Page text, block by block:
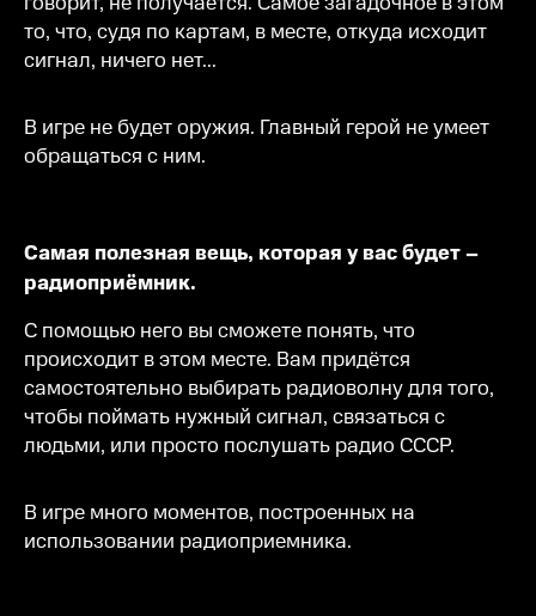
то, что, судя по картам, в месте, откуда исходит
сигнал, ничего нет...
В игре не будет оружия. Главный герой не умеет
обращаться с ним.
Самая полезная вещь, которая у вас будет –
радиоприёмник.
С помощью него вы сможете понять, что
происходит в этом месте. Вам придётся
самостоятельно выбирать радиоволну для того,
чтобы поймать нужный сигнал, связаться с
людьми, или просто послушать радио СССР.
В игре много моментов, построенных на
использовании радиоприемника.